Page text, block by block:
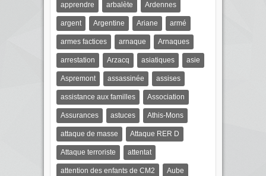
apprendre arbalète Ardennes
argent Argentine Ariane armé
armes factices arnaque Arnaques
arrestation Arzacq asiatiques asie
Aspremont assassinée assises
assistance aux familles Association
Assurances astuces Athis-Mons
attaque de masse Attaque RER D
Attaque terroriste attentat
attention des enfants de CM2 Aube